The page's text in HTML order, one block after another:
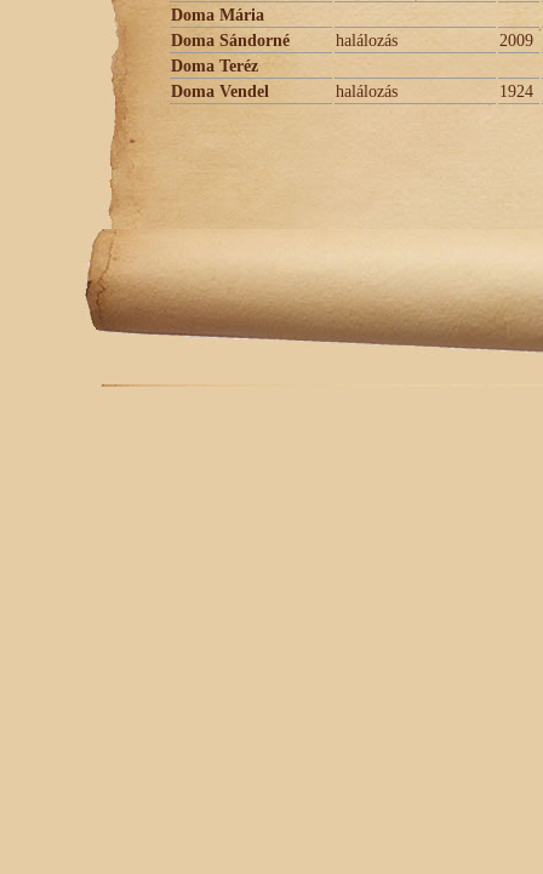
Doma Mária
Doma Sándorné
halálozás
2009
Doma Teréz
Doma Vendel
halálozás 1924